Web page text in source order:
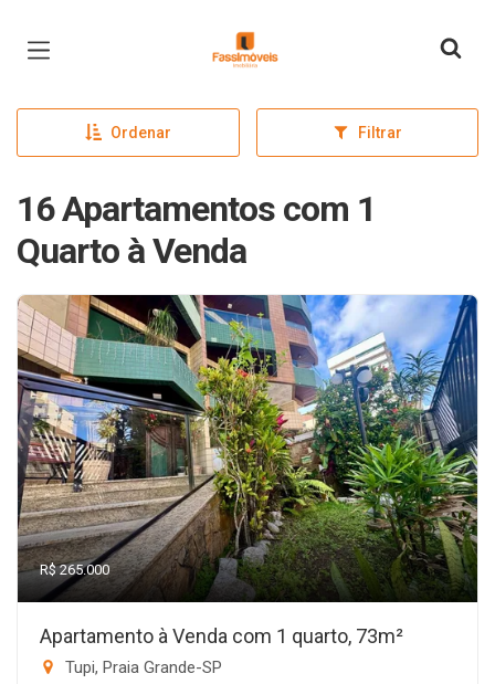
Página inicial
Ordenar Filtrar
16 Apartamentos com 1
Quarto à Venda
R$ 265.000
Apartamento à Venda com 1 quarto, 73m²
Tupi, Praia Grande-SP